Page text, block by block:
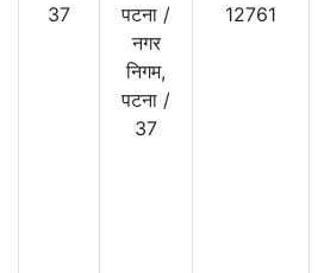
37 पटना /
नगर
निगम,
पटना /
37
12761